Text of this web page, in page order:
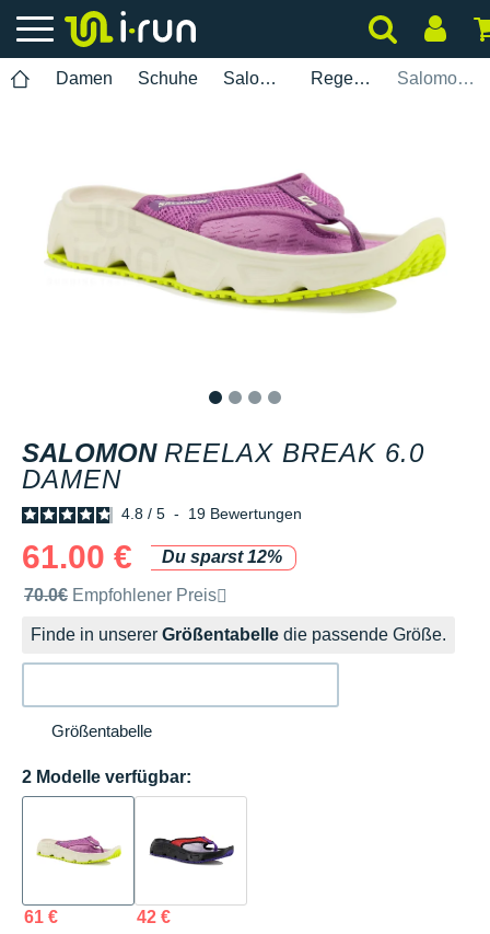
Damen Schuhe Salomon Regeneration Salomon Reelax Break 6.0 Damen
SALOMON REELAX BREAK 6.0
DAMEN
4.8 / 5 - 19 Bewertungen
61.00 €
Du sparst 12%
Unverbindliche Preisempfehlung der Marke
70.0€ Empfohlener Preis
Finde in unserer Größentabelle die passende Größe.
Größentabelle
2 Modelle verfügbar:
61 € 42 €